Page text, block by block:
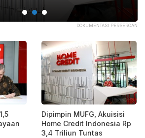
DOKUMENTASI PERSEROAN
Dipimpin MUFG, Akuisisi
Home Credit Indonesia Rp
3,4 Triliun Tuntas